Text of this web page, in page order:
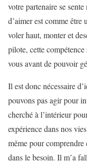
votre partenaire se
d’aimer est comme
voler haut, monter et
pilote, cette compétence
vous avant de pouvoir
Il est donc nécessaire
pouvons pas agir pour
cherché à l’intérieur
expérience dans nos
même pour comprendre
dans le besoin. Il m’a